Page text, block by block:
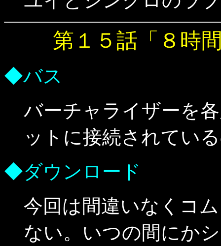
第１５話「８時
◆バス
バーチャライザーを
ットに接続されてい
◆ダウンロード
今回は間違いなくコ
ない。いつの間にか